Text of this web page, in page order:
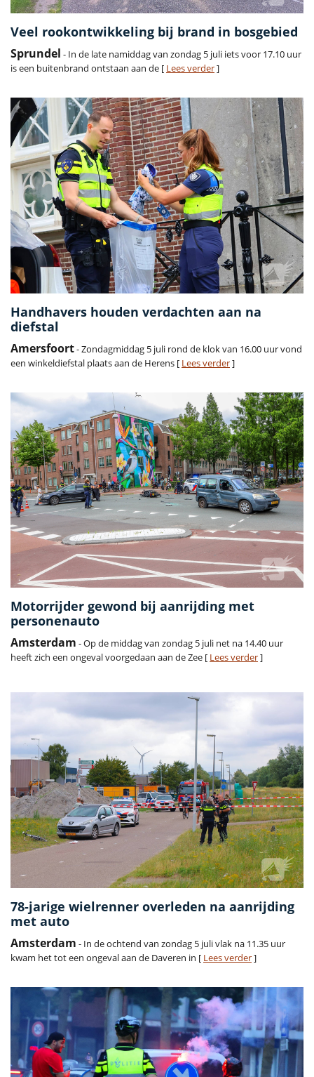
Veel rookontwikkeling bij brand in bosgebied
Sprundel - In de late namiddag van zondag 5 juli iets voor 17.10 uur
is een buitenbrand ontstaan aan de [ Lees verder]
Handhavers houden verdachten aan na
diefstal
Amersfoort- Zondagmiddag 5 juli rond de klok van 16.00 uur vond
een winkeldiefstal plaats aan de Herens [ Lees verder]
Motorrijder gewond bij aanrijding met
personenauto
Amsterdam - Op de middag van zondag 5 juli net na 14.40 uur
heeft zich een ongeval voorgedaan aan de Zee [ Lees verder]
78-jarige wielrenner overleden na aanrijding
met auto
Amsterdam - In de ochtend van zondag 5 juli vlak na 11.35 uur
kwam het tot een ongeval aan de Daveren in [ Lees verder]